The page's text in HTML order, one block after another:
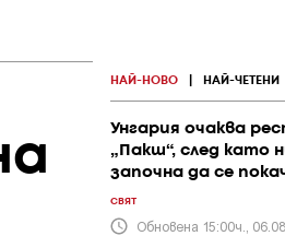
НАЙ-НОВО НАЙ-ЧЕТЕНИ
Унгария очаква
„Пакш“, след като
започна да се
СВЯТ
Обновена 15:00ч.,